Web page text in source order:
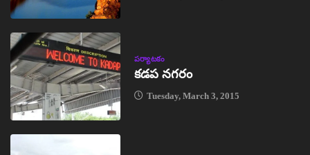
పర్యాటకం
కడప నగరం
Tuesday, March 3, 2015